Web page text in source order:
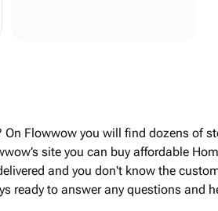
Flowwow you will find dozens of
site you can buy affordable
and you don't know the
ready to answer any questions and